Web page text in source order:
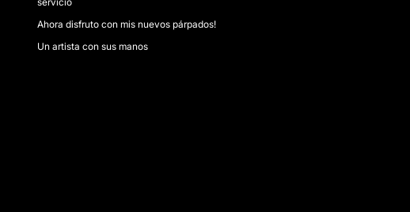
Ahora disfruto con mis nuevos párpados!
Un artista con sus manos